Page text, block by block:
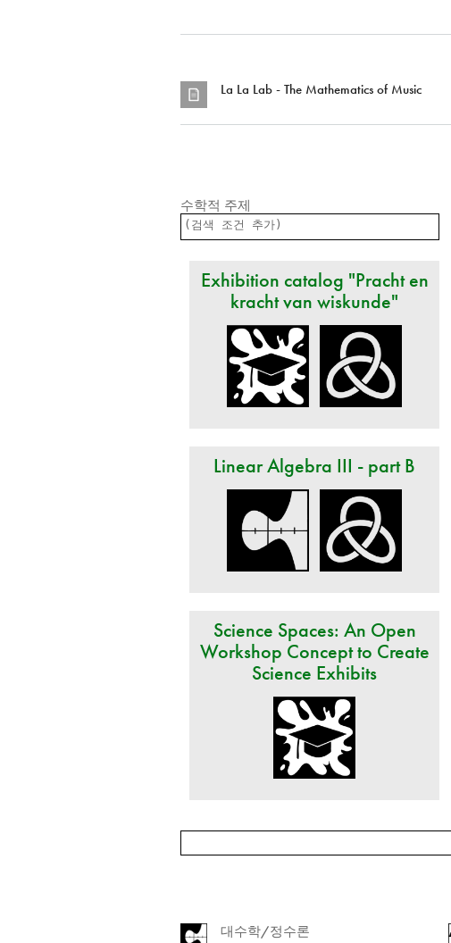
La La Lab - The Mathematics of Music
수학적 주제
Exhibition catalog "Pracht en
kracht van wiskunde"
Linear Algebra III - part B
Science Spaces: An Open
Workshop Concept to Create
Science Exhibits
대수학/정수론